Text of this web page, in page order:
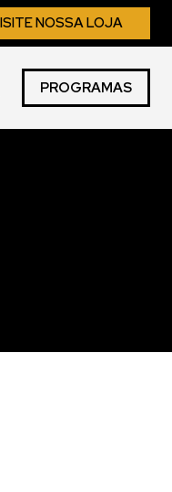
NOSSA LOJA
PROGRAMAS